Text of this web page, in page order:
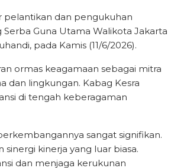
pelantikan dan pengukuhan
Guna Utama Walikota Jakarta
pada Kamis (11/6/2026).
ormas keagamaan sebagai mitra
dan lingkungan. Kabag Kesra
di tengah keberagaman
sangat signifikan.
kinerja yang luar biasa.
dan menjaga kerukunan